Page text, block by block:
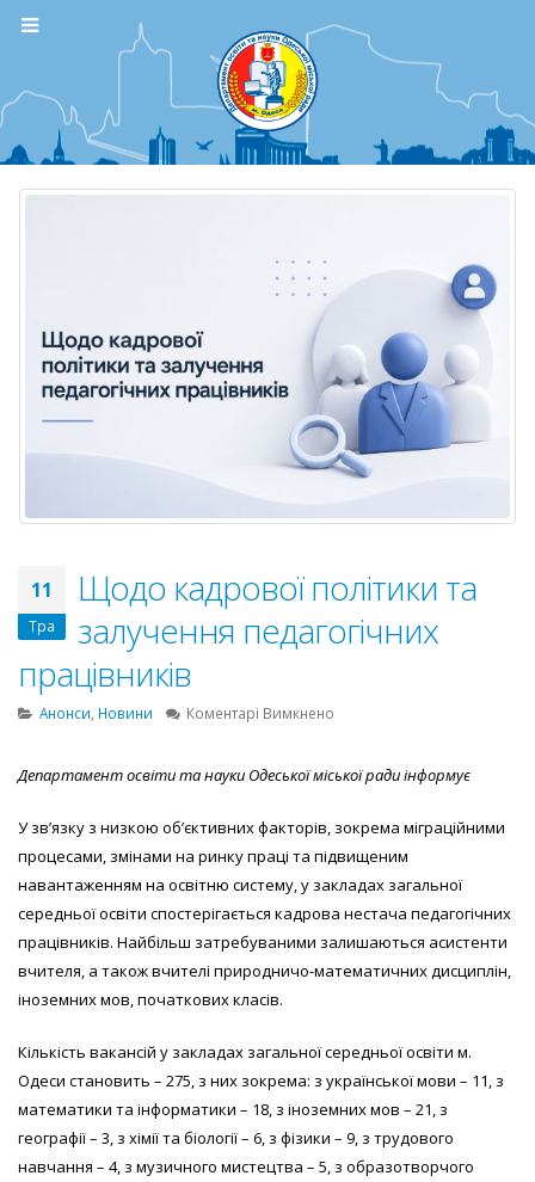
11
Тра
Щодо кадрової політики та
залучення педагогічних
працівників
Анонси Новини Коментарі Вимкнено
політики
залучення
педагогічних
працівників
Департамент освіти та науки Одеської міської ради інформує
У зв’язку з низкою об’єктивних факторів, зокрема міграційними
процесами, змінами на ринку праці та підвищеним
навантаженням на освітню систему, у закладах загальної
середньої освіти спостерігається кадрова нестача педагогічних
працівників. Найбільш затребуваними залишаються асистенти
вчителя, а також вчителі природничо-математичних дисциплін,
іноземних мов, початкових класів.
Кількість вакансій у закладах загальної середньої освіти м.
Одеси становить – 275, з них зокрема: з української мови – 11, з
математики та інформатики – 18, з іноземних мов – 21, з
географії – 3, з хімії та біології – 6, з фізики – 9, з трудового
навчання – 4, з музичного мистецтва – 5, з образотворчого